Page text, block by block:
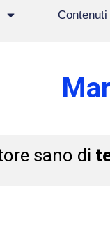
Contenuti
sano di